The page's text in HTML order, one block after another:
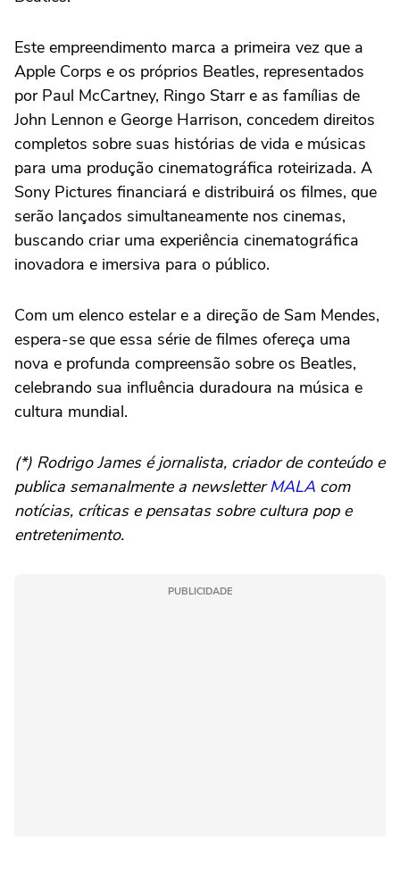
Este empreendimento marca a primeira vez que a
Apple Corps e os próprios Beatles, representados
por Paul McCartney, Ringo Starr e as famílias de
John Lennon e George Harrison, concedem direitos
completos sobre suas histórias de vida e músicas
para uma produção cinematográfica roteirizada. A
Sony Pictures financiará e distribuirá os filmes, que
serão lançados simultaneamente nos cinemas,
buscando criar uma experiência cinematográfica
inovadora e imersiva para o público.
Com um elenco estelar e a direção de Sam Mendes,
espera-se que essa série de filmes ofereça uma
nova e profunda compreensão sobre os Beatles,
celebrando sua influência duradoura na música e
cultura mundial.
(*) Rodrigo James é jornalista, criador de conteúdo e
publica semanalmente a newsletterMALA com
notícias, críticas e pensatas sobre cultura pop e
entretenimento.
PUBLICIDADE